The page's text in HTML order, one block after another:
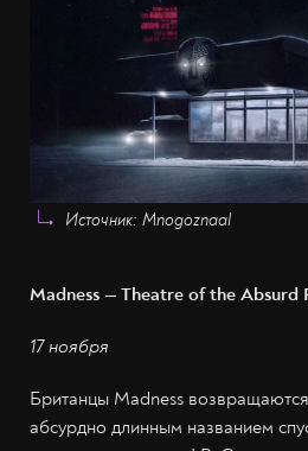
Источник: Mnogoznaal
Madness — Theatre of the Absurd
17 ноября
Британцы Madness
абсурдно длинным названием